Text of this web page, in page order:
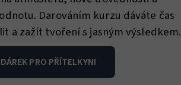
Darováním kurzu dáváte čas
a zažít tvoření s jasným výsledkem.
PRO PŘÍTELKYNI